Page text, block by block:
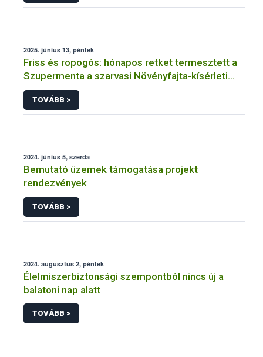
2025. június 13, péntek
Friss és ropogós: hónapos retket termesztett a
Szupermenta a szarvasi Növényfajta-kísérleti
Állomáson
TOVÁBB >
2024. június 5, szerda
Bemutató üzemek támogatása projekt
rendezvények
TOVÁBB >
2024. augusztus 2, péntek
Élelmiszerbiztonsági szempontból nincs új a
balatoni nap alatt
TOVÁBB >